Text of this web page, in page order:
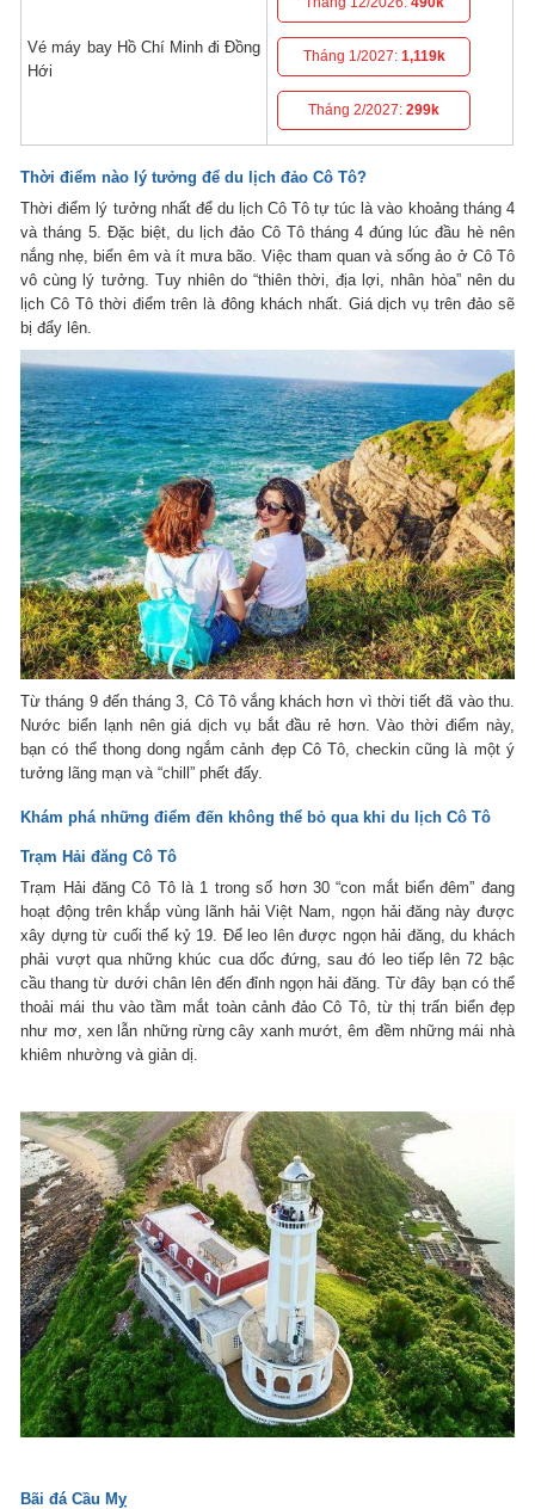
Vé máy bay Hồ Chí Minh đi Đồng
Hới
Tháng 1/2027: 1,119k
Tháng 2/2027:299k
Thời điểm nào lý tưởng để du lịch đảo Cô Tô?
Thời điểm lý tưởng nhất để du lịch Cô Tô tự túc là vào khoảng tháng 4
và tháng 5. Đặc biệt, du lịch đảo Cô Tô tháng 4 đúng lúc đầu hè nên
nắng nhẹ, biển êm và ít mưa bão. Việc tham quan và sống ảo ở Cô Tô
vô cùng lý tưởng. Tuy nhiên do “thiên thời, địa lợi, nhân hòa” nên du
lịch Cô Tô thời điểm trên là đông khách nhất. Giá dịch vụ trên đảo sẽ
bị đẩy lên.
Từ tháng 9 đến tháng 3, Cô Tô vắng khách hơn vì thời tiết đã vào thu.
Nước biển lạnh nên giá dịch vụ bắt đầu rẻ hơn. Vào thời điểm này,
bạn có thể thong dong ngắm cảnh đẹp Cô Tô, checkin cũng là một ý
tưởng lãng mạn và “chill” phết đấy.
Khám phá những điểm đến không thể bỏ qua khi du lịch Cô Tô
Trạm Hải đăng Cô Tô
Trạm Hải đăng Cô Tô là 1 trong số hơn 30 “con mắt biển đêm” đang
hoạt động trên khắp vùng lãnh hải Việt Nam, ngọn hải đăng này được
xây dựng từ cuối thế kỷ 19. Để leo lên được ngọn hải đăng, du khách
phải vượt qua những khúc cua dốc đứng, sau đó leo tiếp lên 72 bậc
cầu thang từ dưới chân lên đến đỉnh ngọn hải đăng. Từ đây bạn có thể
thoải mái thu vào tầm mắt toàn cảnh đảo Cô Tô, từ thị trấn biển đẹp
như mơ, xen lẫn những rừng cây xanh mướt, êm đềm những mái nhà
khiêm nhường và giản dị.
Bãi đá Cầu Mỵ